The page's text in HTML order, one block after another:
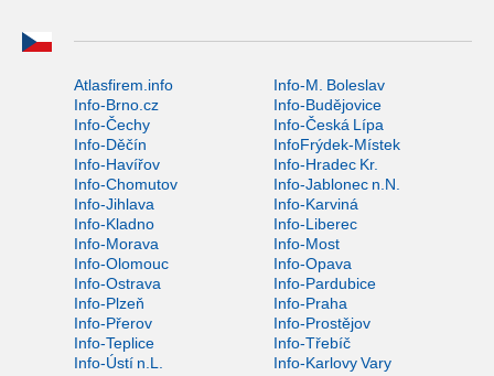
Atlasfirem.info
Info-M. Boleslav
Info-Brno.cz
Info-Budějovice
Info-Čechy
Info-Česká Lípa
Info-Děčín
InfoFrýdek-Místek
Info-Havířov
Info-Hradec Kr.
Info-Chomutov
Info-Jablonec n.N.
Info-Jihlava
Info-Karviná
Info-Kladno
Info-Liberec
Info-Morava
Info-Most
Info-Olomouc
Info-Opava
Info-Ostrava
Info-Pardubice
Info-Plzeň
Info-Praha
Info-Přerov
Info-Prostějov
Info-Teplice
Info-Třebíč
Info-Ústí n.L.
Info-Karlovy Vary